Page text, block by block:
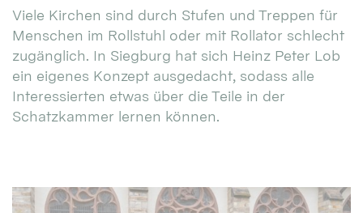
Viele Kirchen sind durch Stufen und Treppen für
Menschen im Rollstuhl oder mit Rollator schlecht
zugänglich. In Siegburg hat sich Heinz Peter Lob
ein eigenes Konzept ausgedacht, sodass alle
Interessierten etwas über die Teile in der
Schatzkammer lernen können.